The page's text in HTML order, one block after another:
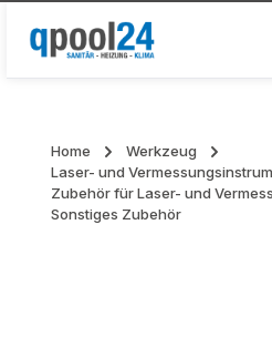
Zum Hauptinhalt springen
Home
Werkzeug
Laser- und
Zubehör für Laser- und
Sonstiges Zubehör